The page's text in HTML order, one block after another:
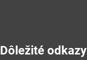
Dôležité odkazy